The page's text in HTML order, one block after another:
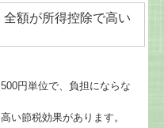
額が所得控除で高い
円単位で、負担にならな
い節税効果があります。